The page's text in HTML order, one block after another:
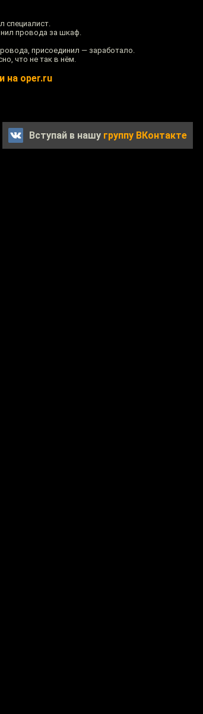
специалист.
провода за шкаф.
присоединил — заработало.
что не так в нём.
на oper.ru
Вступай в нашу группу ВКонтакте